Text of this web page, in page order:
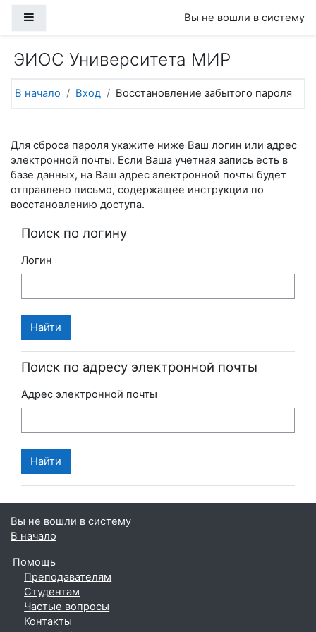
Вы не вошли в систему
ЭИОС Университета МИР
В начало Вход Восстановление забытого пароля
Для сброса пароля укажите ниже Ваш логин или адрес
электронной почты. Если Ваша учетная запись есть в
базе данных, на Ваш адрес электронной почты будет
отправлено письмо, содержащее инструкции по
восстановлению доступа.
Поиск по логину
Логин
Поиск по адресу электронной почты
Адрес электронной почты
Вы не вошли в систему
В начало
Помощь
Преподавателям
Студентам
Частые вопросы
Контакты